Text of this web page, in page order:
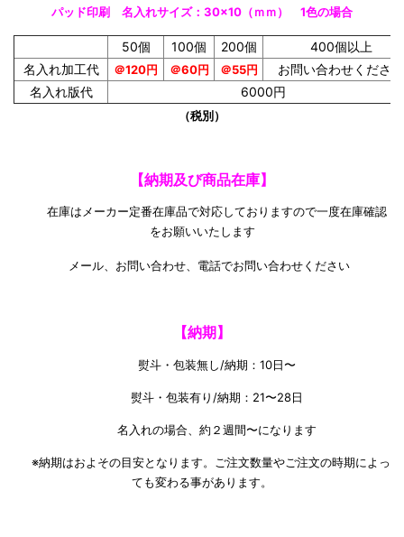
パッド印刷 名入れサイズ：30×10（ｍｍ） 1色の場合
50個 100個 200個
400個以上
名入れ加工代
＠120円 ＠60円 ＠55円
お問い合わせください
名入れ版代
6000円
（税別）
【納期及び商品在庫】
在庫はメーカー定番在庫品で対応しておりますので一度在庫確認
をお願いいたします
メール、お問い合わせ、電話でお問い合わせください
【納期】
熨斗・包装無し/納期：10日〜
熨斗・包装有り/納期：21〜28日
名入れの場合、約２週間〜になります
※納期はおよその目安となります。ご注文数量やご注文の時期によっ
ても変わる事があります。